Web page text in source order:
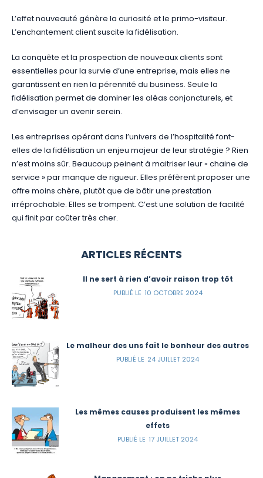
L’effet nouveauté génère la curiosité et le primo-visiteur.
L’enchantement client suscite la fidélisation.
La conquête et la prospection de nouveaux clients sont
essentielles pour la survie d’une entreprise, mais elles ne
garantissent en rien la pérennité du business. Seule la
fidélisation permet de dominer les aléas conjoncturels, et
d’envisager un avenir serein.
Les entreprises opérant dans l’univers de l’hospitalité font-
elles de la fidélisation un enjeu majeur de leur stratégie ? Rien
n’est moins sûr. Beaucoup peinent à maitriser leur « chaine de
service » par manque de rigueur. Elles préfèrent proposer une
offre moins chère, plutôt que de bâtir une prestation
irréprochable. Elles se trompent. C’est une solution de facilité
qui finit par coûter très cher.
ARTICLES RÉCENTS
Il ne sert à rien d’avoir raison trop tôt
10 OCTOBRE 2024
Le malheur des uns fait le bonheur des autres
24 JUILLET 2024
Les mêmes causes produisent les mêmes
effets
17 JUILLET 2024